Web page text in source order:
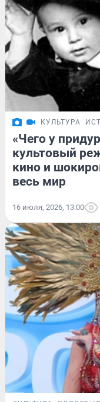
КУЛЬТУРА
«Чего у
культовый
кино и
весь мир
16 июля, 2026, 13:00